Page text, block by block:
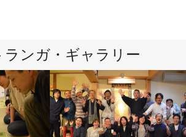
ランガ・ギャラリー